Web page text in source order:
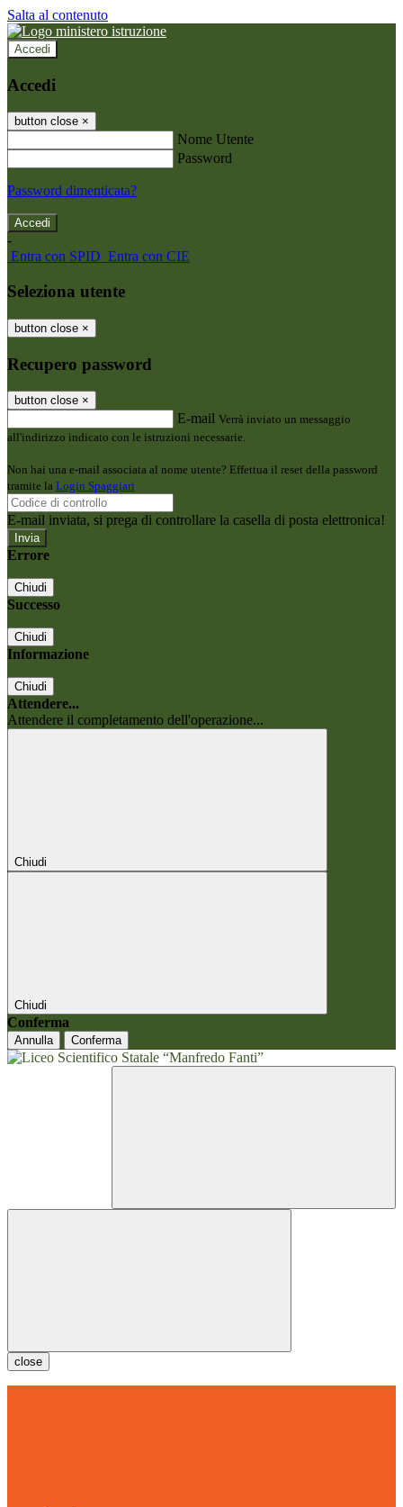
Salta al contenuto
Accedi
Accedi
button close ×
Nome Utente
Password
Password dimenticata?
-
Entra con SPID Entra con CIE
Seleziona utente
button close ×
Recupero password
button close ×
E-mail Verrà inviato un messaggio
all'indirizzo indicato con le istruzioni necessarie.
Non hai una e-mail associata al nome utente? Effettua il reset della password
tramite la Login Spaggiari
E-mail inviata, si prega di controllare la casella di posta elettronica!
Errore
Chiudi
Successo
Chiudi
Informazione
Chiudi
Attendere...
Attendere il completamento dell'operazione...
Chiudi
Chiudi
Conferma
Annulla Conferma
close